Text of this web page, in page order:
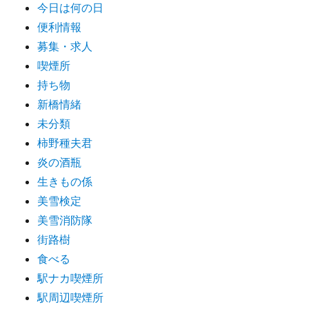
今日は何の日
便利情報
募集・求人
喫煙所
持ち物
新橋情緒
未分類
柿野種夫君
炎の酒瓶
生きもの係
美雪検定
美雪消防隊
街路樹
食べる
駅ナカ喫煙所
駅周辺喫煙所